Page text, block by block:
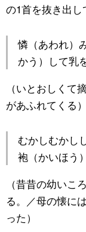
の1首を抜き出し
憐（あわれ）
かう）して乳
（いとおしくて
があふれてくる）
むかしむかし
袍（かいほう
（昔昔の幼いこ
る。／母の懐に
った）